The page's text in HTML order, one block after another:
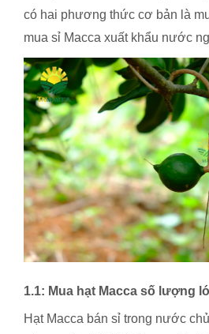
có hai phương thức cơ bản là
mua sỉ Macca xuất khẩu nước
1.1: Mua hạt Macca số lượng
Hạt Macca bán sỉ trong nước